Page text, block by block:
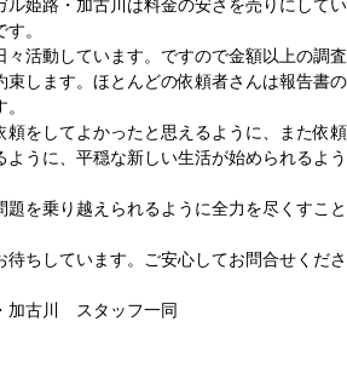
ル姫路・加古川は料金の安さを売りにしてい
。
々活動しています。ですので金額以上の調査
束します。ほとんどの依頼者さんは報告書の
頼をしてよかったと思えるように、また依頼
うに、平穏な新しい生活が始められるよう
を乗り越えられるように全力を尽くすこと
ちしています。ご安心してお問合せくださ
加古川 スタッフ一同